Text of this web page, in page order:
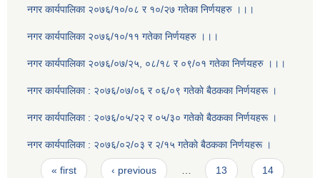
नगर कार्यपालिका २०७६/१०/०८ र १०/२७ गतेका निर्णयहरु ।।।
नगर कार्यपालिका २०७६/१०/११ गतेका निर्णयहरु ।।।
नगर कार्यपालिका २०७६/०७/२५, ०८/१८ र ०९/०१ गतेका निर्णयहरु ।।।
नगर कार्यपालिका : २०७६/०७/०६ र ०६/०९ गतेकाे बैठकका निर्णयहरू ।
नगर कार्यपालिका : २०७६/०५/२२ र ०५/३० गतेकाे बैठकका निर्णयहरू ।
नगर कार्यपालिका : २०७६/०२/०३ र २/१५ गतेकाे बैठकका निर्णयहरू ।
Pages
« first ‹ previous … 13 14